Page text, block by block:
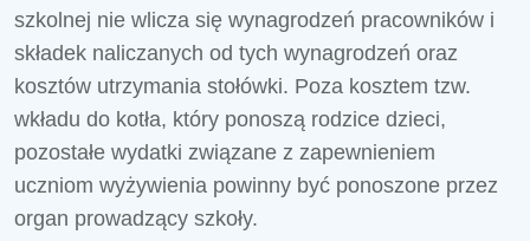
szkolnej nie wlicza się wynagrodzeń pracowników i
składek naliczanych od tych wynagrodzeń oraz
kosztów utrzymania stołówki. Poza kosztem tzw.
wkładu do kotła, który ponoszą rodzice dzieci,
pozostałe wydatki związane z zapewnieniem
uczniom wyżywienia powinny być ponoszone przez
organ prowadzący szkoły.